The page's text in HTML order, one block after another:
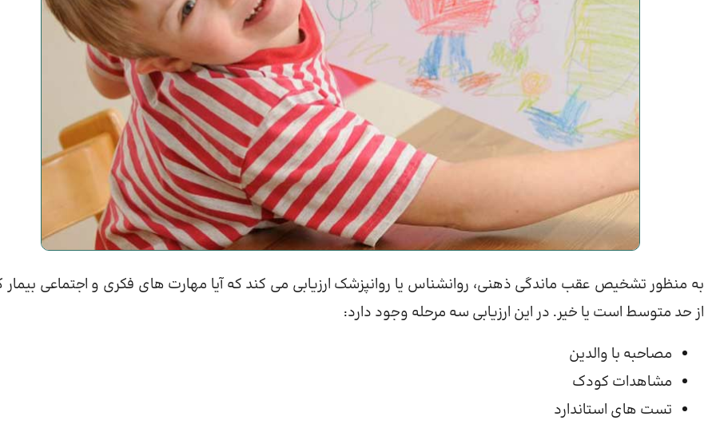
به منظور تشخیص عقب ماندگی ذهنی، روانشناس یا روانپزشک ارزیابی می کند که آیا مهارت های فکری و اجتماعی بیمار
از حد متوسط ​​است یا خیر. در این ارزیابی سه مرحله وجود دارد:
مصاحبه با والدین
مشاهدات کودک
تست های استاندارد